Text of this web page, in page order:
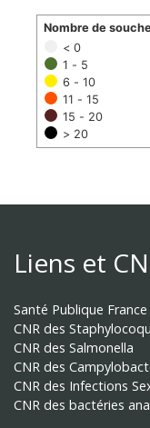
< 0
1 - 5
6 - 10
11 - 15
15 - 20
> 20
Nombre de
Liens et
Santé Publique France
CNR des
CNR des Salmonella
CNR des
CNR des Infections
CNR des bactéries